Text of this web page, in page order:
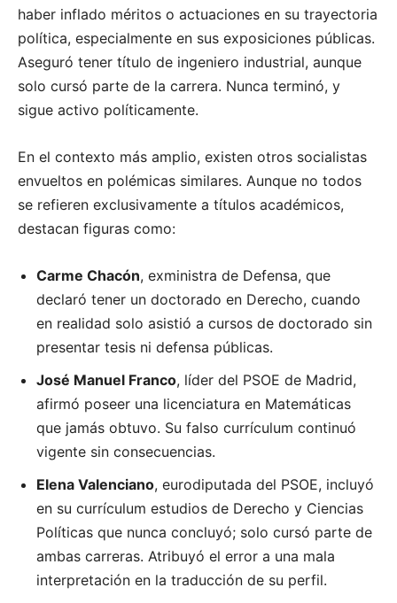
haber inflado méritos o actuaciones en su trayectoria
política, especialmente en sus exposiciones públicas.
Aseguró tener título de ingeniero industrial, aunque
solo cursó parte de la carrera. Nunca terminó, y
sigue activo políticamente.
En el contexto más amplio, existen otros socialistas
envueltos en polémicas similares. Aunque no todos
se refieren exclusivamente a títulos académicos,
destacan figuras como:
Carme Chacón, exministra de Defensa, que
declaró tener un doctorado en Derecho, cuando
en realidad solo asistió a cursos de doctorado sin
presentar tesis ni defensa públicas.
José Manuel Franco, líder del PSOE de Madrid,
afirmó poseer una licenciatura en Matemáticas
que jamás obtuvo. Su falso currículum continuó
vigente sin consecuencias.
Elena Valenciano, eurodiputada del PSOE, incluyó
en su currículum estudios de Derecho y Ciencias
Políticas que nunca concluyó; solo cursó parte de
ambas carreras. Atribuyó el error a una mala
interpretación en la traducción de su perfil.